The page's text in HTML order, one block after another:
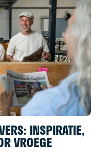
INSPIRATIE,
VROEGE